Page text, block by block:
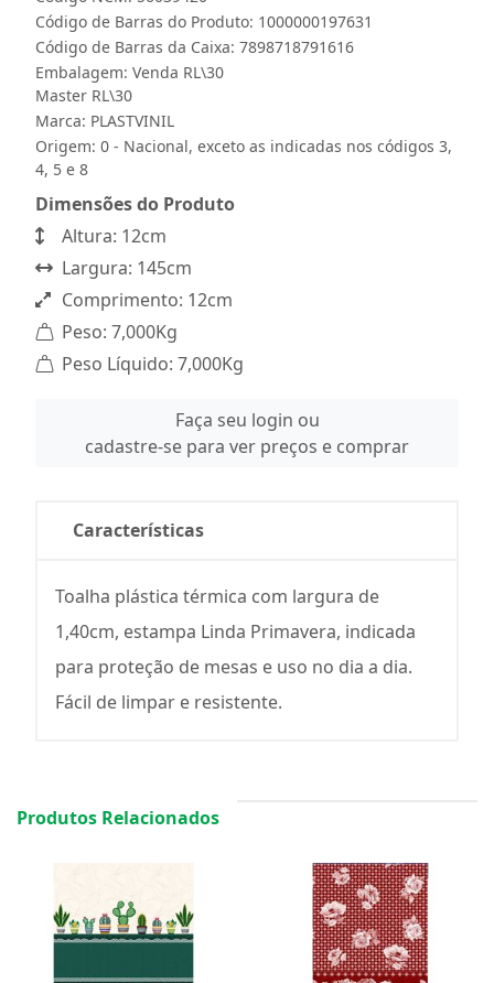
Código de Barras do Produto: 1000000197631
Código de Barras da Caixa: 7898718791616
Embalagem: Venda RL\30
Master RL\30
Marca: PLASTVINIL
Origem: 0 - Nacional, exceto as indicadas nos códigos 3,
4, 5 e 8
Dimensões do Produto
Altura: 12cm
Largura: 145cm
Comprimento: 12cm
Peso: 7,000Kg
Peso Líquido: 7,000Kg
Faça seu login ou
cadastre-se para ver preços e comprar
Características
Toalha plástica térmica com largura de
1,40cm, estampa Linda Primavera, indicada
para proteção de mesas e uso no dia a dia.
Fácil de limpar e resistente.
Produtos Relacionados